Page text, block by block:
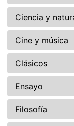
Ciencia y
Cine y música
Clásicos
Ensayo
Filosofía